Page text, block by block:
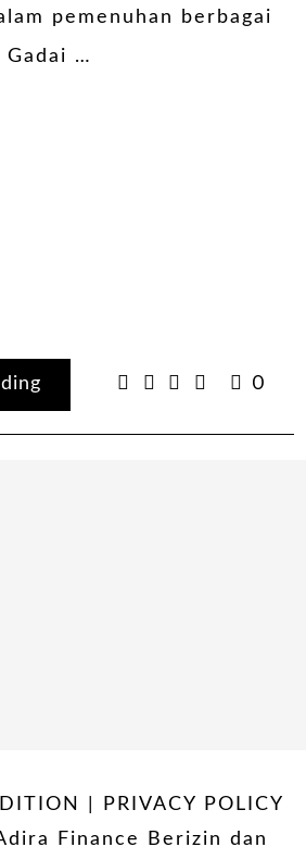
pemenuhan berbagai
Gadai …
0
| PRIVACY POLICY
Finance Berizin dan